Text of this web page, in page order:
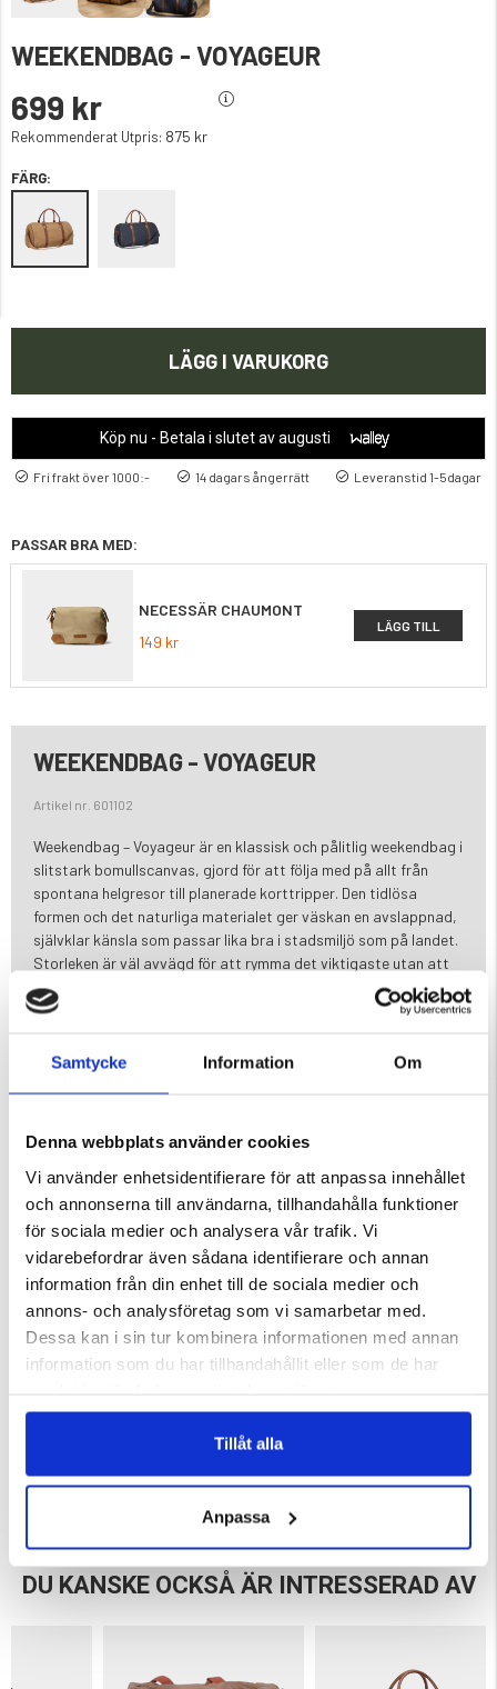
Samtycke Information Om
Denna webbplats använder cookies
Vi använder enhetsidentifierare för att anpassa innehållet
och annonserna till användarna, tillhandahålla funktioner
för sociala medier och analysera vår trafik. Vi
vidarebefordrar även sådana identifierare och annan
information från din enhet till de sociala medier och
annons- och analysföretag som vi samarbetar med.
Dessa kan i sin tur kombinera informationen med annan
information som du har tillhandahållit eller som de har
Tillåt alla
Anpassa
WEEKENDBAG - VOYAGEUR
699 kr
Rekommenderat Utpris: 875 kr
FÄRG:
LÄGG I VARUKORG
Köp nu - Betala i slutet av augusti
Fri frakt över 1000:- 14 dagars ångerrätt Leveranstid 1-5dagar
PASSAR BRA MED:
NECESSÄR CHAUMONT
149 kr
LÄGG TILL
WEEKENDBAG - VOYAGEUR
Artikel nr. 601102
Weekendbag – Voyageur är en klassisk och pålitlig weekendbag i
slitstark bomullscanvas, gjord för att följa med på allt från
spontana helgresor till planerade korttripper. Den tidlösa
formen och det naturliga materialet ger väskan en avslappnad,
självklar känsla som passar lika bra i stadsmiljö som på landet.
Storleken är väl avvägd för att rymma det viktigaste utan att
bli otymplig, vilket gör den enkel att hantera både i bilen, på
tåget och genom flygplatsen. Med bekväma handtag och en
för stunden. Invändigt finns en praktisk ficka med dragkedja
hållbart uttryck.
Klassisk weekendbag i slitstark bomullscanvas
Perfekt för kortare resor med balanserad, smidig storlek
Bekväma handtag och justerbar axelrem för flexibelt bärande
Praktisk innerficka med dragkedja för småsaker
100 % bomullscanvas för en naturlig och avslappnad känsla
Detaljer i återvunnet PU
Finns i färgerna Mullvad och Navy
Storlek: 50x30x29 cm
DU KANSKE OCKSÅ ÄR INTRESSERAD AV